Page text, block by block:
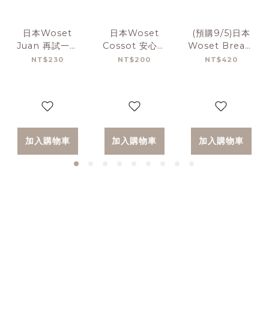
日本Woset
Juan 再試一次
橡皮擦
NT$230
加入購物車
日本Woset
Cossot 安心削
筆器
NT$200
加入購物車
(預購9/5)日本
Woset Breata
溫柔安全剪刀
NT$420
加入購物車